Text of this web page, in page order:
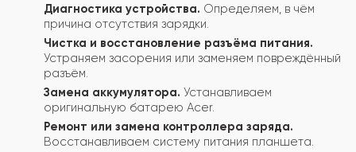
Диагностика устройства. Определяем, в чём
причина отсутствия зарядки.
Чистка и восстановление разъёма питания.
Устраняем засорения или заменяем повреждённый
разъём.
Замена аккумулятора. Устанавливаем
оригинальную батарею Acer.
Ремонт или замена контроллера заряда.
Восстанавливаем систему питания планшета.